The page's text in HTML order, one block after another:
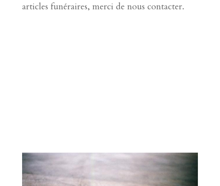
articles funéraires, merci de nous contacter.